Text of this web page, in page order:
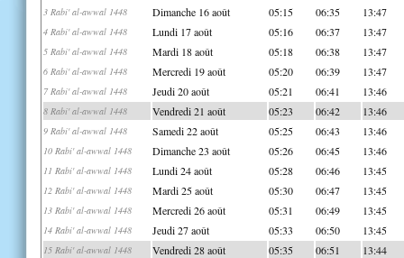
3 Rabi' al-awwal 1448 Dimanche 16 août 05:15 06:35 13:47
4 Rabi' al-awwal 1448 Lundi 17 août 05:16 06:37 13:47
5 Rabi' al-awwal 1448 Mardi 18 août 05:18 06:38 13:47
6 Rabi' al-awwal 1448 Mercredi 19 août 05:20 06:39 13:47
7 Rabi' al-awwal 1448 Jeudi 20 août 05:21 06:41 13:46
8 Rabi' al-awwal 1448 Vendredi 21 août 05:23 06:42 13:46
9 Rabi' al-awwal 1448 Samedi 22 août 05:25 06:43 13:46
10 Rabi' al-awwal 1448 Dimanche 23 août 05:26 06:45 13:46
11 Rabi' al-awwal 1448 Lundi 24 août 05:28 06:46 13:45
12 Rabi' al-awwal 1448 Mardi 25 août 05:30 06:47 13:45
13 Rabi' al-awwal 1448 Mercredi 26 août 05:31 06:49 13:45
14 Rabi' al-awwal 1448 Jeudi 27 août 05:33 06:50 13:45
15 Rabi' al-awwal 1448 Vendredi 28 août 05:35 06:51 13:44